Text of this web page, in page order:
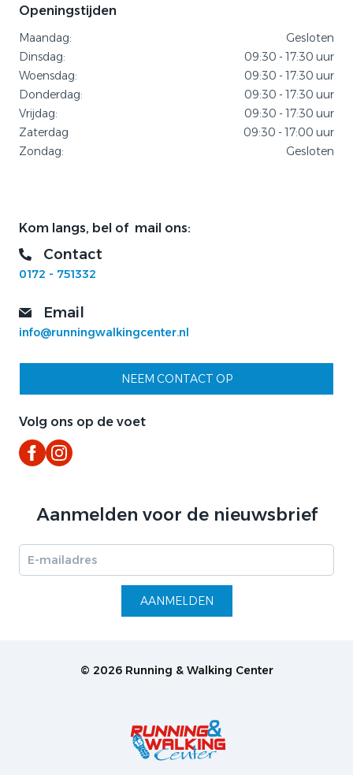
Openingstijden
Maandag:
Gesloten
Dinsdag:
09:30 - 17:30 uur
Woensdag:
09:30 - 17:30 uur
Donderdag:
09:30 - 17:30 uur
Vrijdag:
09:30 - 17:30 uur
Zaterdag
09:30 - 17:00 uur
Zondag:
Gesloten
Kom langs, bel of mail ons:
Contact
0172 - 751332
Email
info@runningwalkingcenter.nl
NEEM CONTACT OP
Volg ons op de voet
Aanmelden voor de nieuwsbrief
AANMELDEN
© 2026 Running & Walking Center